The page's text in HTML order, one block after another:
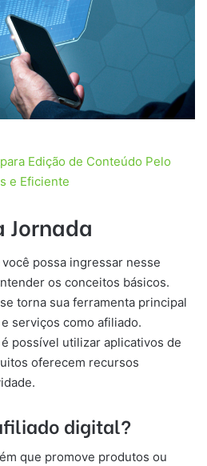
Edição de Conteúdo Pelo
e Eficiente
Jornada
possa ingressar nesse
os conceitos básicos.
torna sua ferramenta principal
serviços como afiliado.
possível utilizar aplicativos de
oferecem recursos
digital?
que promove produtos ou